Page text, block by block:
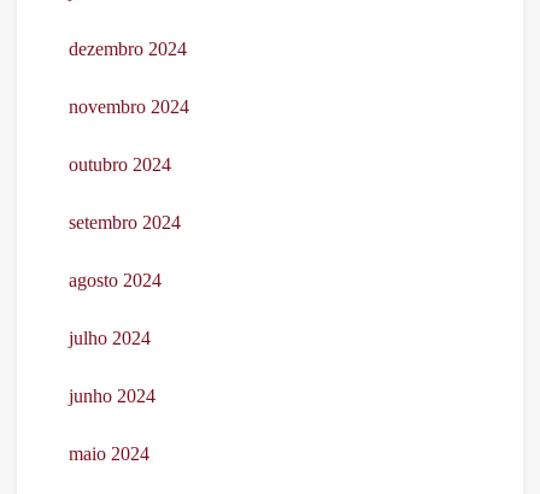
dezembro 2024
novembro 2024
outubro 2024
setembro 2024
agosto 2024
julho 2024
junho 2024
maio 2024